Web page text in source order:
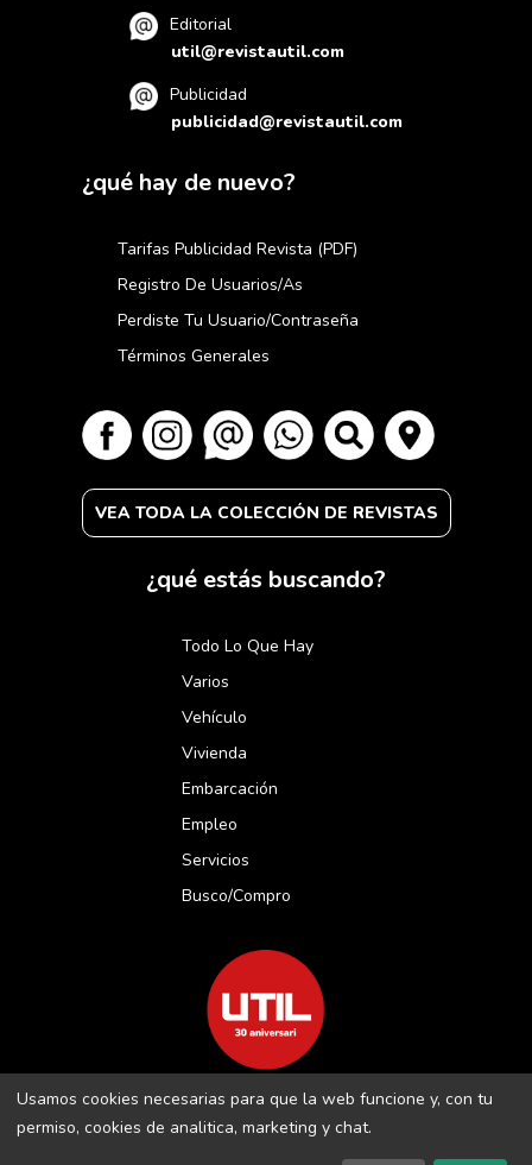
Usamos cookies necesarias para que la web funcione y, con tu
permiso, cookies de analitica, marketing y chat.
Editorial
util@revistautil.com
Publicidad
publicidad@revistautil.com
¿qué hay de nuevo?
Tarifas Publicidad Revista (PDF)
Registro De Usuarios/as
Perdiste Tu Usuario/contraseña
Términos Generales
VEA TODA LA COLECCIÓN DE REVISTAS
¿qué estás buscando?
Todo Lo Que Hay
Varios
Vehículo
Vivienda
Embarcación
Empleo
Servicios
Busco/compro
REVISTA UTIL MENORCA S.L C/ BORJA MOLL, 18 · 07703 MAÓ-
MENORCA B-16509283